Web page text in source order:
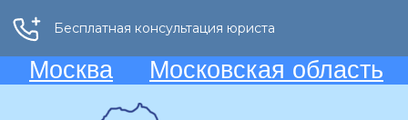
Москва Московская область